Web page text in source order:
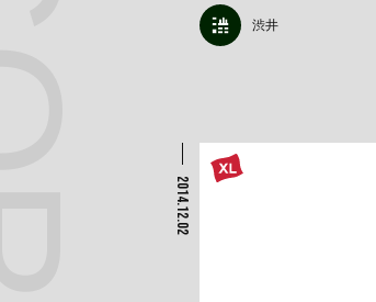
渋井
2014.12.02